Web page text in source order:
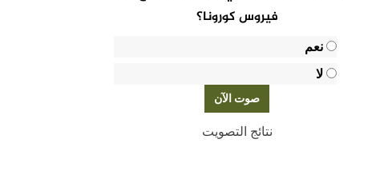
فيروس كورونا؟
نعم
لا
نتائج التصويت